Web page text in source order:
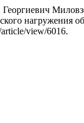
нагружения
view/6016.